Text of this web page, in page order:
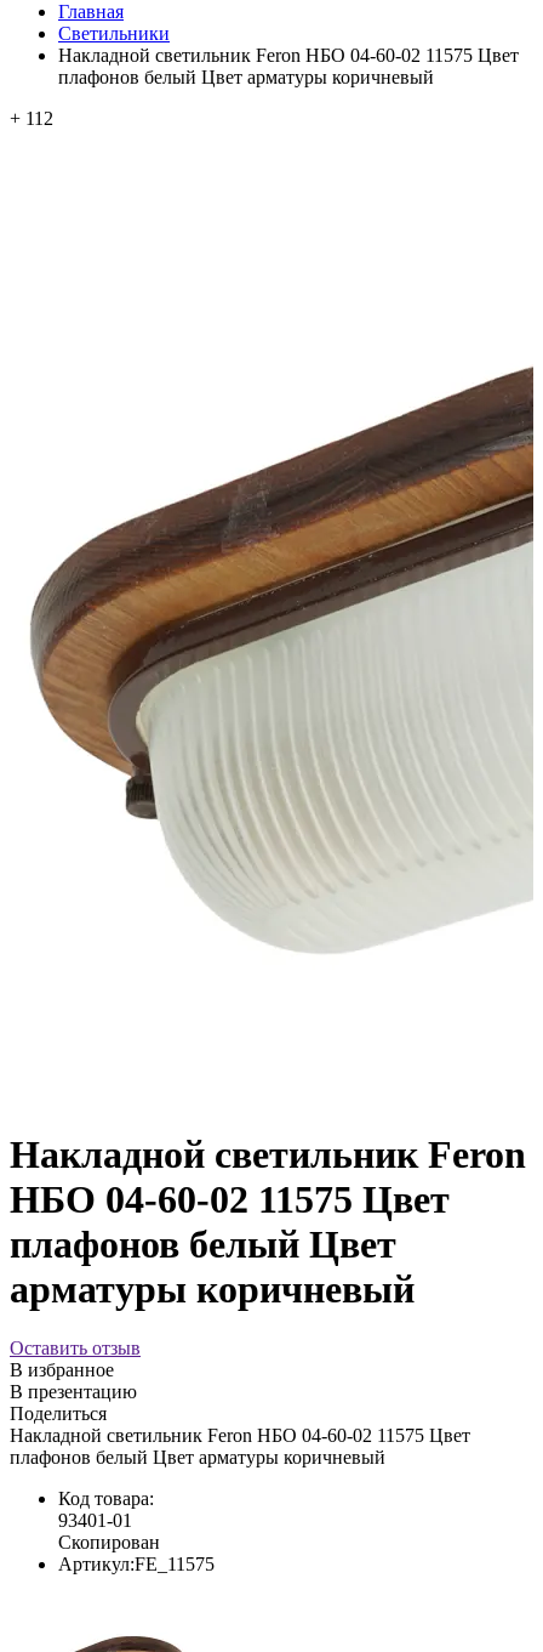
Главная
Светильники
Накладной светильник Feron НБО 04-60-02 11575 Цвет
плафонов белый Цвет арматуры коричневый
+ 112
Накладной светильник Feron
НБО 04-60-02 11575 Цвет
плафонов белый Цвет
арматуры коричневый
Оставить отзыв
В избранное
В презентацию
Поделиться
Накладной светильник Feron НБО 04-60-02 11575 Цвет
плафонов белый Цвет арматуры коричневый
Код товара:
93401-01
Скопирован
Артикул:FE_11575